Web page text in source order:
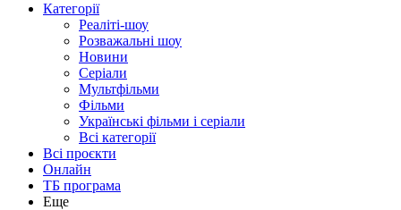
Категорії
Реаліті-шоу
Розважальні шоу
Новини
Серіали
Мультфільми
Фільми
Українські фільми і серіали
Всі категорії
Всі проєкти
Онлайн
ТБ програма
Еще